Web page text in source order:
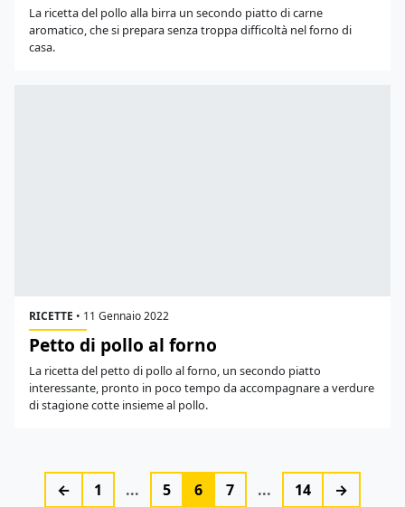
La ricetta del pollo alla birra un secondo piatto di carne
aromatico, che si prepara senza troppa difficoltà nel forno di
casa.
RICETTE • 11 Gennaio 2022
Petto di pollo al forno
La ricetta del petto di pollo al forno, un secondo piatto
interessante, pronto in poco tempo da accompagnare a verdure
di stagione cotte insieme al pollo.
← 1 ... 5 6 7 ... 14 →